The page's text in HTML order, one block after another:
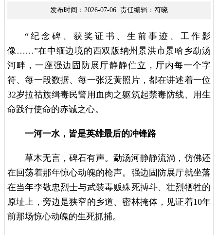
发布时间：2026-07-06 责任编辑：符晓
“纪念碑、获奖证书、生前事迹、工作影
像……”在中缅边境的西双版纳州景洪市景哈乡勐汤
河畔，一座强边固防展厅静静伫立，厅内每一个字
符、每一段数据、每一张泛黄照片，都在讲述着一位
32岁拉祜族缉毒民警用血肉之躯筑起禁毒防线、用生
命践行使命的赤诚之心。
一河一水，皆是英雄最后的冲锋路
草木无言，碑石有声。勐汤河静静流淌，仿佛还
在回荡着那年惊心动魄的枪声。强边固防展厅就坐落
在当年李敬忠烈士与武装毒贩殊死搏斗、壮烈牺牲的
原址上，旁边是狭窄的乡道、密林掩体，见证着10年
前那场惊心动魄的生死抓捕。